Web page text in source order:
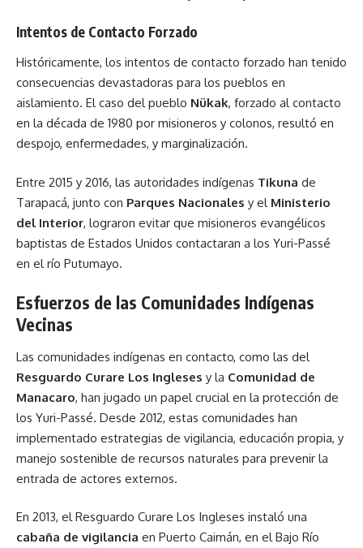
Intentos de Contacto Forzado
Históricamente, los intentos de contacto forzado han tenido
consecuencias devastadoras para los pueblos en
aislamiento. El caso del pueblo Nükak, forzado al contacto
en la década de 1980 por misioneros y colonos, resultó en
despojo, enfermedades, y marginalización.
Entre 2015 y 2016, las autoridades indígenas Tikuna de
Tarapacá, junto con Parques Nacionales y el Ministerio
del Interior, lograron evitar que misioneros evangélicos
baptistas de Estados Unidos contactaran a los Yuri-Passé
en el río Putumayo.
Esfuerzos de las Comunidades Indígenas
Vecinas
Las comunidades indígenas en contacto, como las del
Resguardo Curare Los Ingleses y la Comunidad de
Manacaro, han jugado un papel crucial en la protección de
los Yuri-Passé. Desde 2012, estas comunidades han
implementado estrategias de vigilancia, educación propia, y
manejo sostenible de recursos naturales para prevenir la
entrada de actores externos.
En 2013, el Resguardo Curare Los Ingleses instaló una
cabaña de vigilancia en Puerto Caimán, en el Bajo Río